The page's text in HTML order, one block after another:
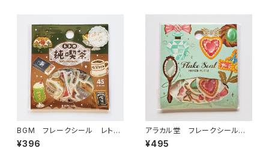
BGM フレークシール レトロ
散策・純喫茶
¥396
アラカル堂 フレークシール j
ewelryジュエリー 53-078
¥495